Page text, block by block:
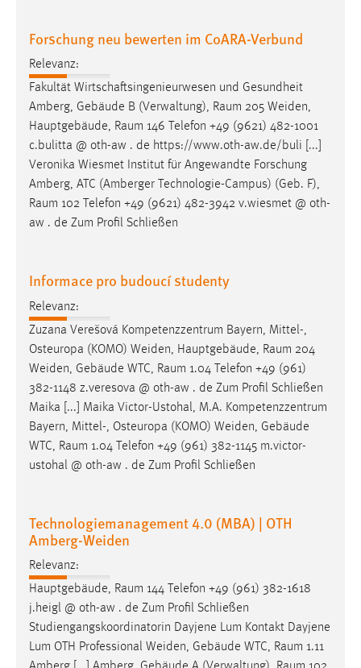
Forschung neu bewerten im CoARA-Verbund
Relevanz:
Fakultät Wirtschaftsingenieurwesen und Gesundheit
Amberg, Gebäude B (Verwaltung), Raum 205 Weiden,
Hauptgebäude, Raum 146 Telefon +49 (9621) 482-1001
c.bulitta @ oth-aw . de https://www.oth-aw.de/buli [...]
Veronika Wiesmet Institut für Angewandte Forschung
Amberg, ATC (Amberger Technologie-Campus) (Geb. F),
Raum 102 Telefon +49 (9621) 482-3942 v.wiesmet @ oth-
aw . de Zum Profil Schließen
Informace pro budoucí studenty
Relevanz:
Zuzana Verešová Kompetenzzentrum Bayern, Mittel-,
Osteuropa (KOMO) Weiden, Hauptgebäude, Raum 204
Weiden, Gebäude WTC, Raum 1.04 Telefon +49 (961)
382-1148 z.veresova @ oth-aw . de Zum Profil Schließen
Maika [...] Maika Victor-Ustohal, M.A. Kompetenzzentrum
Bayern, Mittel-, Osteuropa (KOMO) Weiden, Gebäude
WTC, Raum 1.04 Telefon +49 (961) 382-1145 m.victor-
ustohal @ oth-aw . de Zum Profil Schließen
Technologiemanagement 4.0 (MBA) | OTH
Amberg-Weiden
Relevanz:
Hauptgebäude, Raum 144 Telefon +49 (961) 382-1618
j.heigl @ oth-aw . de Zum Profil Schließen
Studiengangskoordinatorin Dayjene Lum Kontakt Dayjene
Lum OTH Professional Weiden, Gebäude WTC, Raum 1.11
Um Inhalte von Videoplattformen und Social Media
Plattformen anzeigen zu können, werden von diesen
externen Medien Cookies gesetzt.
YouTube
Vimeo